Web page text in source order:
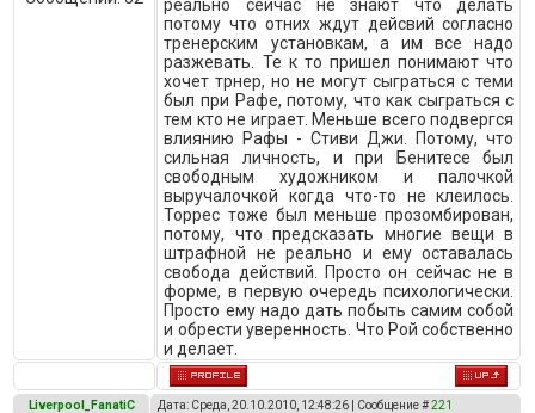
реально сейчас не знают что делать
потому что отних ждут дейсвий согласно
тренерским установкам, а им все надо
разжевать. Те к то пришел понимают что
хочет трнер, но не могут сыграться с теми
был при Рафе, потому, что как сыграться с
тем кто не играет. Меньше всего подвергся
влиянию Рафы - Стиви Джи. Потому, что
сильная личность, и при Бенитесе был
свободным художником и палочкой
выручалочкой когда что-то не клеилось.
Торрес тоже был меньше прозомбирован,
потому, что предсказать многие вещи в
штрафной не реально и ему оставалась
свобода действий. Просто он сейчас не в
форме, в первую очередь психологически.
Просто ему надо дать побыть самим собой
и обрести уверенность. Что Рой собственно
и делает.
Liverpool_FanatiC Дата: Среда, 20.10.2010, 12:48:26 | Сообщение #221